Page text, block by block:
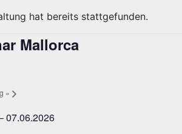
hat bereits stattgefunden.
Mallorca
»
07.06.2026